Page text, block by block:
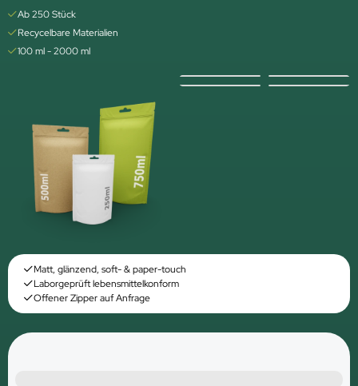
Ab 250 Stück
Recycelbare Materialien
100 ml - 2000 ml
Matt, glänzend, soft- & paper-touch
Laborgeprüft lebensmittelkonform
Offener Zipper auf Anfrage